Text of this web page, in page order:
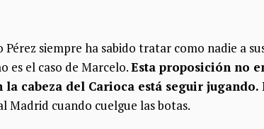
siempre ha sabido tratar como nadie a
es el caso de Marcelo.Esta proposición no
la cabeza del Carioca está seguir jugando.
Madrid cuando cuelgue las botas.